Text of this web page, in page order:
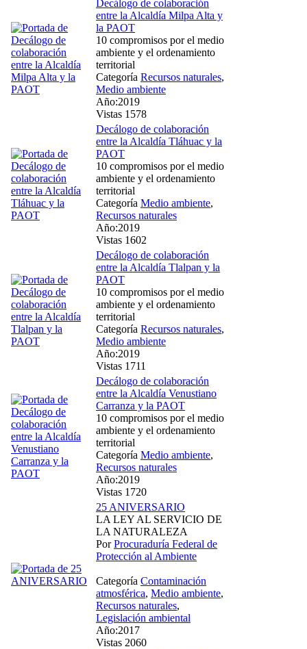
Decálogo de colaboración
entre la Alcaldía Milpa Alta y
la PAOT
10 compromisos por el medio
ambiente y el ordenamiento
territorial
Categoría Recursos naturales,
Medio ambiente
Año:2019
Vistas 1578
Decálogo de colaboración
entre la Alcaldía Tláhuac y la
PAOT
10 compromisos por el medio
ambiente y el ordenamiento
territorial
Categoría Medio ambiente,
Recursos naturales
Año:2019
Vistas 1602
Decálogo de colaboración
entre la Alcaldía Tlalpan y la
PAOT
10 compromisos por el medio
ambiente y el ordenamiento
territorial
Categoría Recursos naturales,
Medio ambiente
Año:2019
Vistas 1711
Decálogo de colaboración
entre la Alcaldía Venustiano
Carranza y la PAOT
10 compromisos por el medio
ambiente y el ordenamiento
territorial
Categoría Medio ambiente,
Recursos naturales
Año:2019
Vistas 1720
25 ANIVERSARIO
LA LEY AL SERVICIO DE
LA NATURALEZA
PorProcuraduría Federal de
Protección al Ambiente
Categoría Contaminación
atmosférica, Medio ambiente,
Recursos naturales,
Legislación ambiental
Año:2017
Vistas 2060